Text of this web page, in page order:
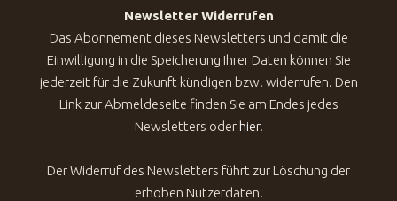
Newsletter Widerrufen
Das Abonnement dieses Newsletters und damit die
Einwilligung in die Speicherung Ihrer Daten können Sie
jederzeit für die Zukunft kündigen bzw. widerrufen. Den
Link zur Abmeldeseite finden Sie am Endes jedes
Newsletters oder hier.
Der Widerruf des Newsletters führt zur Löschung der
erhoben Nutzerdaten.